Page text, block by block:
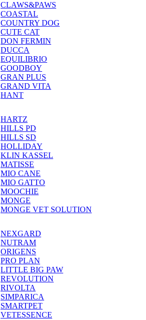
CLAWS&PAWS
COASTAL
COUNTRY DOG
CUTE CAT
DON FERMIN
DUCCA
EQUILIBRIO
GOODBOY
GRAN PLUS
GRAND VITA
HANT
HARTZ
HILLS PD
HILLS SD
HOLLIDAY
KLIN KASSEL
MATISSE
MIO CANE
MIO GATTO
MOOCHIE
MONGE
MONGE VET SOLUTION
NEXGARD
NUTRAM
ORIGENS
PRO PLAN
LITTLE BIG PAW
REVOLUTION
RIVOLTA
SIMPARICA
SMARTPET
VETESSENCE